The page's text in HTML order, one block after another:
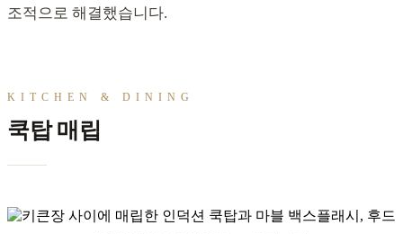
조적으로 해결했습니다.
KITCHEN & DINING
쿡탑 매립